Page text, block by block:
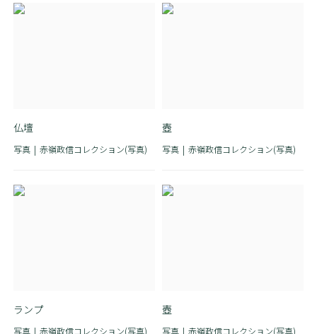
仏壇
写真 赤嶺政信コレクション(写真)
壺
写真 赤嶺政信コレクション(写真)
ランプ
写真 赤嶺政信コレクション(写真)
壺
写真 赤嶺政信コレクション(写真)